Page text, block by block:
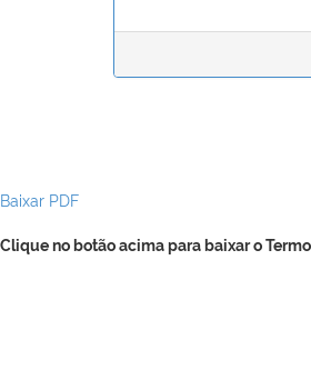
Baixar PDF
Clique no botão acima para baixar o